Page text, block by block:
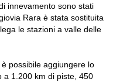
innevamento sono stati
Rara è stata sostituita
le stazioni a valle delle
possibile aggiungere lo
a 1.200 km di piste, 450